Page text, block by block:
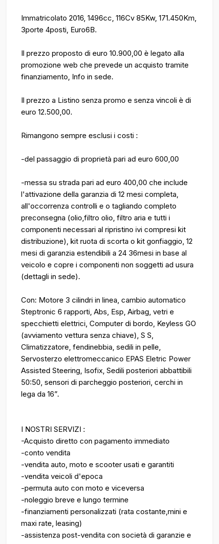
Immatricolato 2016, 1496cc, 116Cv 85Kw, 171.450Km,
3porte 4posti, Euro6B.
Il prezzo proposto di euro 10.900,00 è legato alla
promozione web che prevede un acquisto tramite
finanziamento, Info in sede.
Il prezzo a Listino senza promo e senza vincoli è di
euro 12.500,00.
Rimangono sempre esclusi i costi :
-del passaggio di proprietà pari ad euro 600,00
-messa su strada pari ad euro 400,00 che include
l'attivazione della garanzia di 12 mesi completa,
all'occorrenza controlli e o tagliando completo
preconsegna (olio,filtro olio, filtro aria e tutti i
componenti necessari al ripristino ivi compresi kit
distribuzione), kit ruota di scorta o kit gonfiaggio, 12
mesi di garanzia estendibili a 24 36mesi in base al
veicolo e copre i componenti non soggetti ad usura
(dettagli in sede).
Con: Motore 3 cilindri in linea, cambio automatico
Steptronic 6 rapporti, Abs, Esp, Airbag, vetri e
specchietti elettrici, Computer di bordo, Keyless GO
(avviamento vettura senza chiave), S S,
Climatizzatore, fendinebbia, sedili in pelle,
Servosterzo elettromeccanico EPAS Eletric Power
Assisted Steering, Isofix, Sedili posteriori abbattibili
50:50, sensori di parcheggio posteriori, cerchi in
lega da 16”.
I NOSTRI SERVIZI :
-Acquisto diretto con pagamento immediato
-conto vendita
-vendita auto, moto e scooter usati e garantiti
-vendita veicoli d'epoca
-permuta auto con moto e viceversa
-noleggio breve e lungo termine
-finanziamenti personalizzati (rata costante,mini e
maxi rate, leasing)
-assistenza post-vendita con società di garanzie e